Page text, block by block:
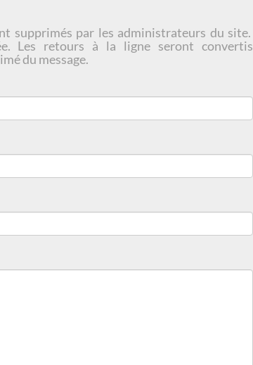
supprimés par les administrateurs du site.
Les retours à la ligne seront convertis
du message.